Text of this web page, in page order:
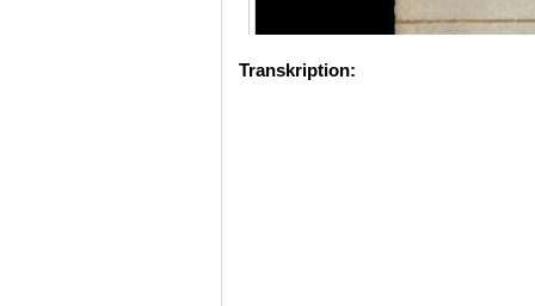
Transkription: